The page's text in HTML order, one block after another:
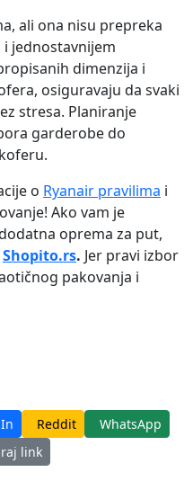
ali ona nisu prepreka
jednostavnijem
dimenzija i
osiguravaju da svaki
stresa. Planiranje
garderobe do
o Ryanair pravilima i
Ako vam je
oprema za put,
Shopito.rs. Jer pravi izbor
pakovanja i
Reddit
WhatsApp
link